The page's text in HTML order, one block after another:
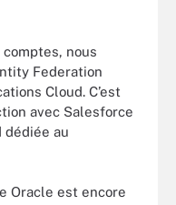
nous
Federation
Cloud. C’est
avec Salesforce
au
Oracle est encore